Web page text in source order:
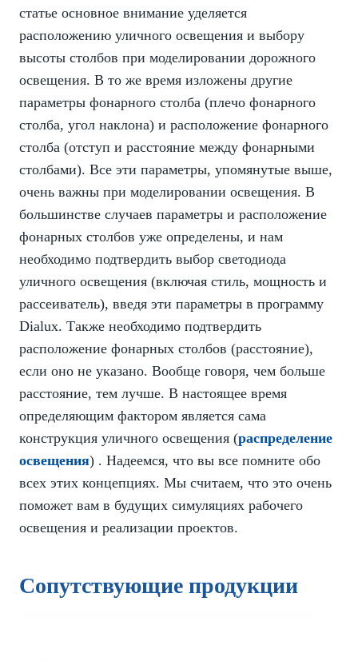
статье основное внимание уделяется
расположению уличного освещения и выбору
высоты столбов при моделировании дорожного
освещения. В то же время изложены другие
параметры фонарного столба (плечо фонарного
столба, угол наклона) и расположение фонарного
столба (отступ и расстояние между фонарными
столбами). Все эти параметры, упомянутые выше,
очень важны при моделировании освещения. В
большинстве случаев параметры и расположение
фонарных столбов уже определены, и нам
необходимо подтвердить выбор светодиода
уличного освещения (включая стиль, мощность и
рассеиватель), введя эти параметры в программу
Dialux. Также необходимо подтвердить
расположение фонарных столбов (расстояние),
если оно не указано. Вообще говоря, чем больше
расстояние, тем лучше. В настоящее время
определяющим фактором является сама
конструкция уличного освещения (распределение
освещения) . Надеемся, что вы все помните обо
всех этих концепциях. Мы считаем, что это очень
поможет вам в будущих симуляциях рабочего
освещения и реализации проектов.
Сопутствующие продукции